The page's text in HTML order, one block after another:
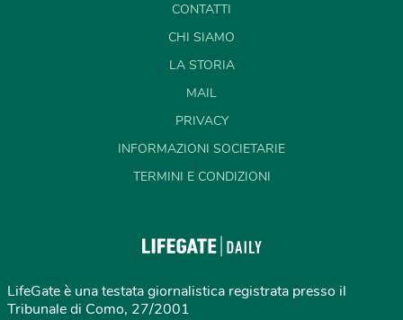
CONTATTI
CHI SIAMO
LA STORIA
MAIL
PRIVACY
INFORMAZIONI SOCIETARIE
TERMINI E CONDIZIONI
LifeGate è una testata giornalistica registrata presso il
Tribunale di Como, 27/2001